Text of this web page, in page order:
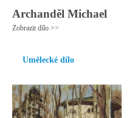
Archanděl Michael
Zobrazit dílo >>
Umělecké dílo